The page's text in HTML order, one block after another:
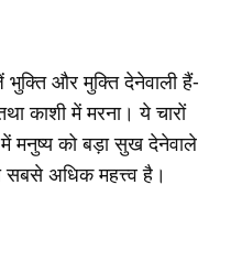
भुक्ति और मुक्ति देनेवाली हैं-
काशी में मरना। ये चारों
मनुष्य को बड़ा सुख देनेवाले
सबसे अधिक महत्त्व है।